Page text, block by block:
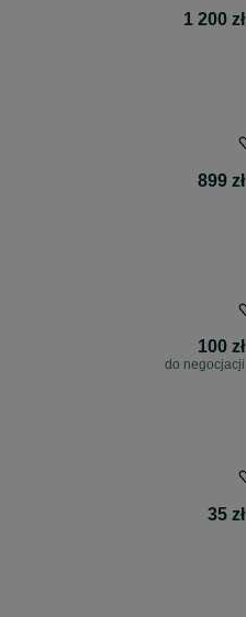
1 200 zł
899 zł
100 zł
do negocjacji
35 zł